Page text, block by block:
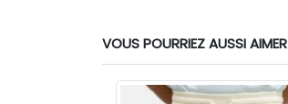
VOUS POURRIEZ AUSSI AIMER